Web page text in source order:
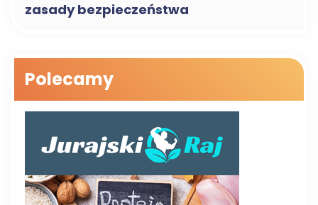
zasady bezpieczeństwa
Polecamy